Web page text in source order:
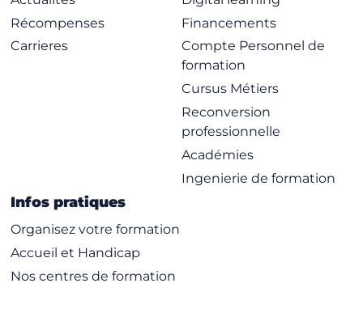
Récompenses
Carrieres
Financements
Compte Personnel de
formation
Cursus Métiers
Reconversion
professionnelle
Académies
Ingenierie de formation
Infos pratiques
Organisez votre formation
Accueil et Handicap
Nos centres de formation